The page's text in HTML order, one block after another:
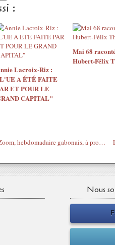
:
Lacroix-Riz :
A ÉTÉ FAITE
ET POUR LE
CAPITAL"
Mai 68
Hubert-Félix
Serge Ebama, directeur de Zoom, hebdomadaire gabonais, à propos du Concours artistique de l'UNESCO à Libreville
Nous